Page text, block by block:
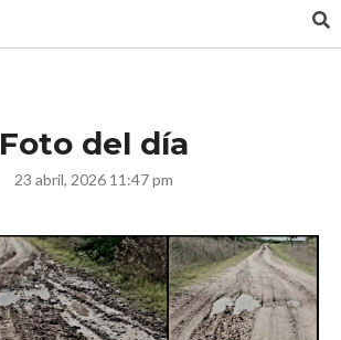
Foto del día
23 abril, 2026 11:47 pm